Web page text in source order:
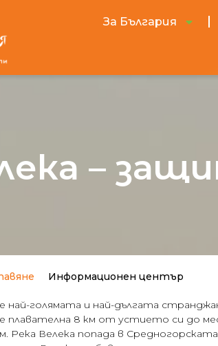
За България
–
Информационен център
най-голямата и най-дългата
е плавателна 8 км от устието си до
Река Велека попада в